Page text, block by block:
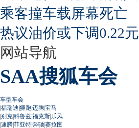
乘客撞车载屏幕死亡
热议油价或下调0.22元
网站导航
SAA搜狐车会
车型车会
|福瑞迪|狮跑|迈腾|宝马
|别克|科鲁兹|福克斯|乐风
|速腾|菲亚特|奔驰|赛拉图